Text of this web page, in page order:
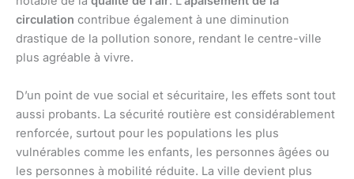
circulation contribue également à une diminution
drastique de la pollution sonore, rendant le centre-ville
plus agréable à vivre.
D’un point de vue social et sécuritaire, les effets sont tout
aussi probants. La sécurité routière est considérablement
renforcée, surtout pour les populations les plus
vulnérables comme les enfants, les personnes âgées ou
les personnes à mobilité réduite. La ville devient plus